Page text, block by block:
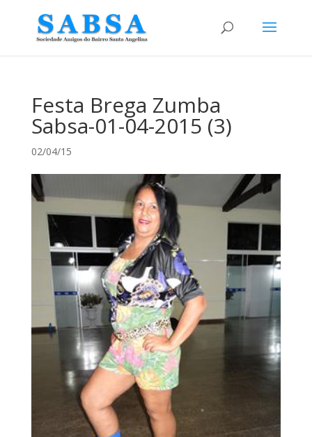
Festa Brega Zumba
Sabsa-01-04-2015 (3)
02/04/15